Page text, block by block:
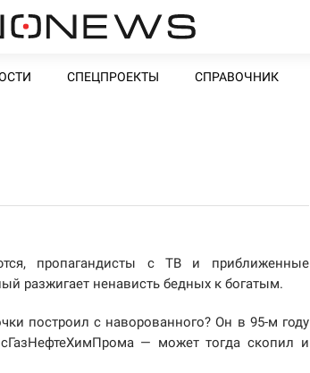
СПЕЦПРОЕКТЫ СПРАВОЧНИК
пропагандисты с ТВ и приближенные
разжигает ненависть бедных к богатым.
построил с наворованного? Он в 95-м году
— может тогда скопил и